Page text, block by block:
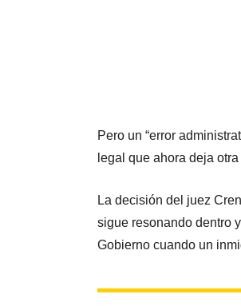
Pero un “error
legal que ahora deja
La decisión del juez
sigue resonando dentro
Gobierno cuando un